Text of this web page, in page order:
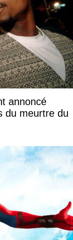
annoncé
du meurtre du